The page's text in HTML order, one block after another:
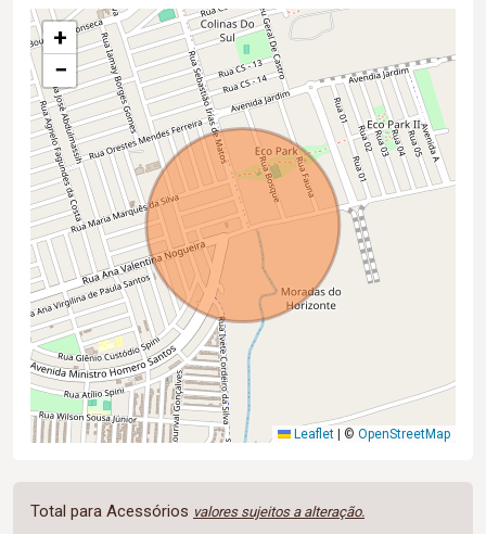
+
−
Leaflet © OpenStreetMap
Total para Acessórios valores sujeitos a alteração.